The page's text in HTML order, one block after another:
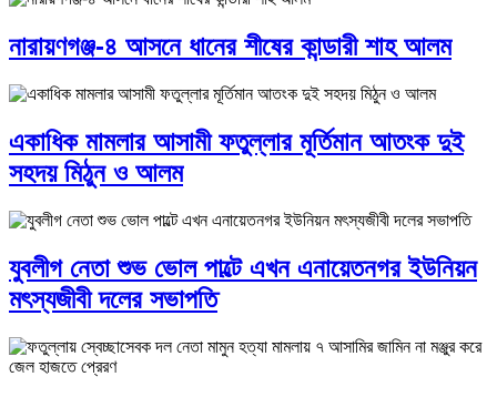
নারায়ণগঞ্জ-৪ আসনে ধানের শীষের কান্ডারী শাহ আলম
একাধিক মামলার আসামী ফতুল্লার মূর্তিমান আতংক দুই
সহদয় মিঠুন ও আলম
যুবলীগ নেতা শুভ ভোল পাল্টে এখন এনায়েতনগর ইউনিয়ন
মৎস্যজীবী দলের সভাপতি